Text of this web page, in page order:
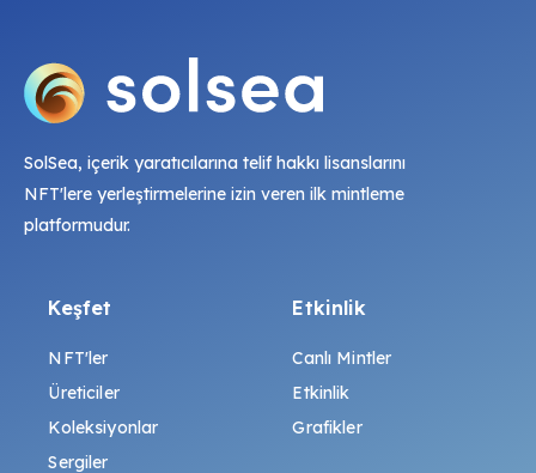
SolSea, içerik yaratıcılarına telif hakkı lisanslarını
NFT'lere yerleştirmelerine izin veren ilk mintleme
platformudur.
Keşfet
NFT'ler
Üreticiler
Koleksiyonlar
Sergiler
Etkinlik
Canlı Mintler
Etkinlik
Grafikler